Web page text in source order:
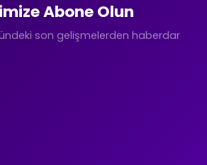
Abone Olun
son gelişmelerden haberdar